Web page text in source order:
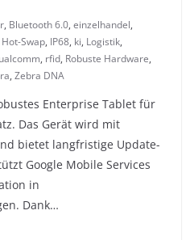
, Bluetooth 6.0, einzelhandel,
Hot-Swap, IP68, ki, Logistik,
, rfid, Robuste Hardware,
, Zebra DNA
Enterprise Tablet für
Das Gerät wird mit
bietet langfristige Update-
Google Mobile Services
in
Dank…